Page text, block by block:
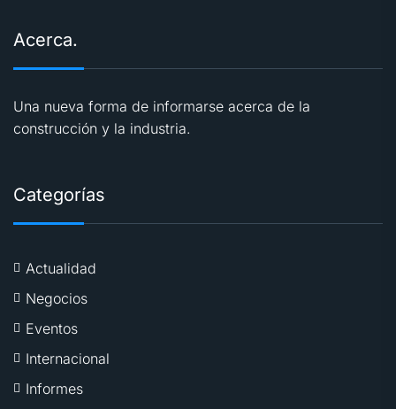
Acerca.
Una nueva forma de informarse acerca de la
construcción y la industria.
Categorías
Actualidad
Negocios
Eventos
Internacional
Informes